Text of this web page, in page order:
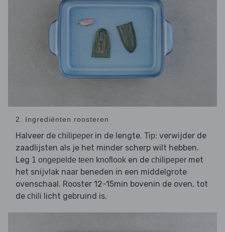
2. Ingrediënten roosteren
Halveer de chilipeper in de lengte. Tip: verwijder de
zaadlijsten als je het minder scherp wilt hebben.
Leg 1 ongepelde teen knoflook en de chilipeper met
het snijvlak naar beneden in een middelgrote
ovenschaal. Rooster 12-15min bovenin de oven, tot
de chili licht gebruind is.